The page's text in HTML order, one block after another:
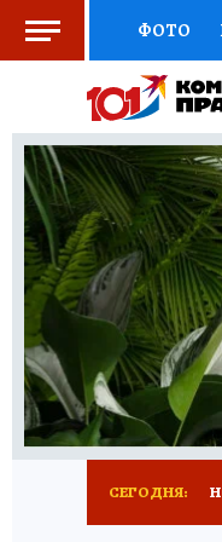
ФОТО
ВЫБОР
ПРЕСС-
РАДИО
СЕГОДНЯ: